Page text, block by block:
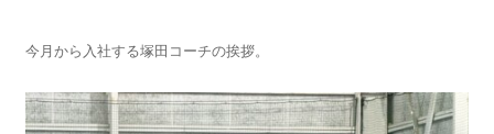
今月から入社する塚田コーチの挨拶。